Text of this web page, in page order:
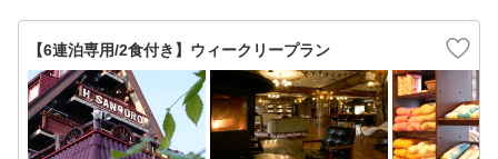
【6連泊専用/2食付き】ウィークリープラン